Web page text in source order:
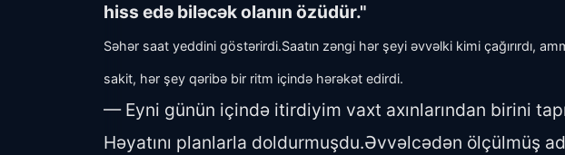
hiss edə biləcək olanın özüdür."
Səhər saat yeddini göstərirdi.Saatın zəngi hər şeyi əvvəlki kimi çağırırdı,
sakit, hər şey qəribə bir ritm içində hərəkət edirdi.
— Eyni günün içində itirdiyim vaxt axınlarından birini
Həyatını planlarla doldurmuşdu.Əvvəlcədən ölçülmüş